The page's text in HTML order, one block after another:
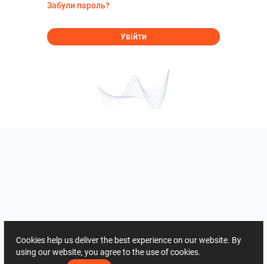
Забули пароль?
Увійти
Cookies help us deliver the best experience on our website. By
using our website, you agree to the use of cookies.